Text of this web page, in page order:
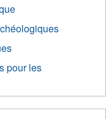
pour les